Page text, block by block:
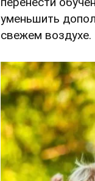
уменьшить
свежем воздухе.